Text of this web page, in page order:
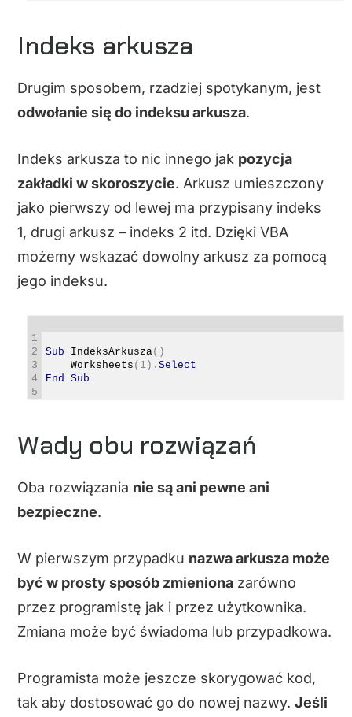
Indeks arkusza
Drugim sposobem, rzadziej spotykanym, jest
odwołanie się do indeksu arkusza.
Indeks arkusza to nic innego jak pozycja
zakładki w skoroszycie. Arkusz umieszczony
jako pierwszy od lewej ma przypisany indeks
1, drugi arkusz – indeks 2 itd. Dzięki VBA
możemy wskazać dowolny arkusz za pomocą
jego indeksu.
1
2
3
4
5
Sub IndeksArkusza( )
Worksheets ( 1 ) .Select
End
Sub
Wady obu rozwiązań
Oba rozwiązania nie są ani pewne ani
bezpieczne.
W pierwszym przypadku nazwa arkusza może
być w prosty sposób zmieniona zarówno
przez programistę jak i przez użytkownika.
Zmiana może być świadoma lub przypadkowa.
Programista może jeszcze skorygować kod,
tak aby dostosować go do nowej nazwy.Jeśli